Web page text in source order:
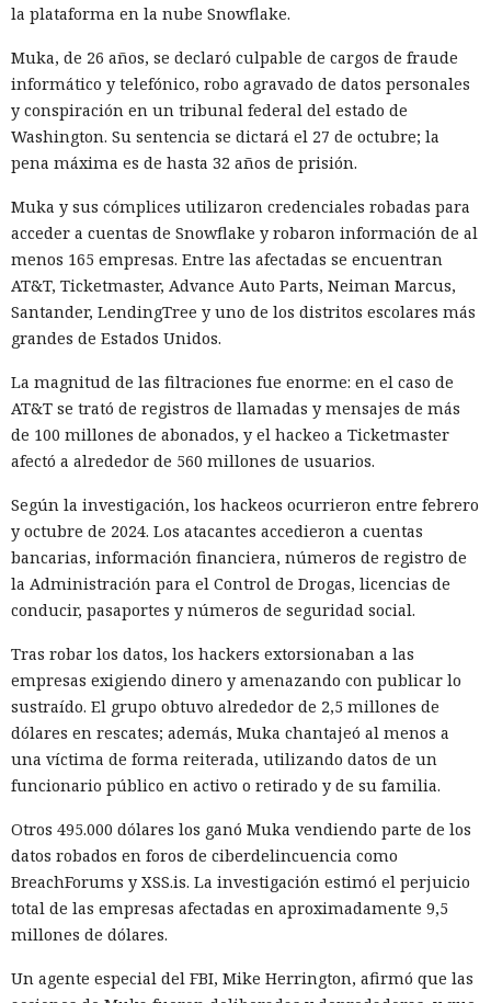
la plataforma en la nube Snowflake.
Muka, de 26 años, se declaró culpable de cargos de fraude
informático y telefónico, robo agravado de datos personales
y conspiración en un tribunal federal del estado de
Washington. Su sentencia se dictará el 27 de octubre; la
pena máxima es de hasta 32 años de prisión.
Muka y sus cómplices utilizaron credenciales robadas para
acceder a cuentas de Snowflake y robaron información de al
menos 165 empresas. Entre las afectadas se encuentran
AT&T, Ticketmaster, Advance Auto Parts, Neiman Marcus,
Santander, LendingTree y uno de los distritos escolares más
grandes de Estados Unidos.
La magnitud de las filtraciones fue enorme: en el caso de
AT&T se trató de registros de llamadas y mensajes de más
de 100 millones de abonados, y el hackeo a Ticketmaster
afectó a alrededor de 560 millones de usuarios.
Según la investigación, los hackeos ocurrieron entre febrero
y octubre de 2024. Los atacantes accedieron a cuentas
bancarias, información financiera, números de registro de
la Administración para el Control de Drogas, licencias de
conducir, pasaportes y números de seguridad social.
Tras robar los datos, los hackers extorsionaban a las
empresas exigiendo dinero y amenazando con publicar lo
sustraído. El grupo obtuvo alrededor de 2,5 millones de
dólares en rescates; además, Muka chantajeó al menos a
una víctima de forma reiterada, utilizando datos de un
funcionario público en activo o retirado y de su familia.
Otros 495.000 dólares los ganó Muka vendiendo parte de los
datos robados en foros de ciberdelincuencia como
BreachForums y XSS.is. La investigación estimó el perjuicio
total de las empresas afectadas en aproximadamente 9,5
millones de dólares.
Un agente especial del FBI, Mike Herrington, afirmó que las